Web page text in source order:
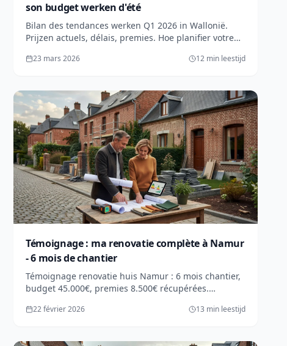
son budget werken d'été
Bilan des tendances werken Q1 2026 in Wallonië.
Prijzen actuels, délais, premies. Hoe planifier votre
23 mars 2026 12 min leestijd
Témoignage : ma renovatie complète à Namur
- 6 mois de chantier
Témoignage renovatie huis Namur : 6 mois chantier,
budget 45.000€, premies 8.500€ récupérées.
éviter pièges.
22 février 2026 13 min leestijd